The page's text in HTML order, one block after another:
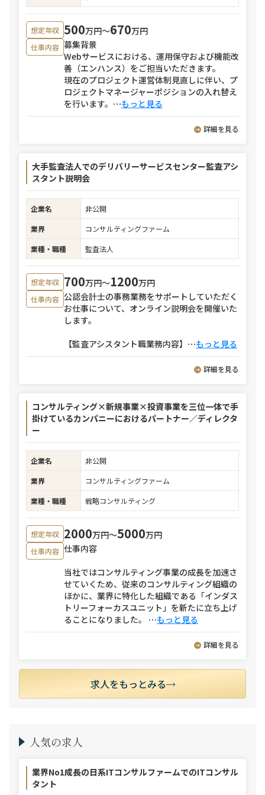
想定年収 500万円〜670万円
仕事内容 募集背景
Webサービスにおける、運用保守および機能改
善（エンハンス）をご担当いただきます。
現在のプロジェクト運営体制見直しに伴い、プ
ロジェクトマネージャーポジションの入れ替え
を行います。 ⋯もっと見る
詳細を見る
大手監査法人でのデリバリーサービスセンター監査アシ
スタント説明会
企業名
非公開
業界
コンサルティングファーム
業種・職種
監査法人
想定年収 700万円〜1200万円
仕事内容 公認会計士の事務業務をサポートしていただく
お仕事について、オンライン説明会を開催いた
します。
【監査アシスタント職業務内容】 ⋯もっと見る
詳細を見る
コンサルティング×新規事業×投資事業を三位一体で手
掛けているカンパニーにおけるパートナー／ディレクタ
ー
企業名
非公開
業界
コンサルティングファーム
業種・職種
戦略コンサルティング
想定年収 2000万円〜5000万円
仕事内容 仕事内容
当社ではコンサルティング事業の成長を加速さ
せていくため、従来のコンサルティング組織の
ほかに、業界に特化した組織である「インダス
トリーフォーカスユニット」を新たに立ち上げ
ることになりました。 ⋯もっと見る
詳細を見る
求人をもっとみる
人気の求人
業界No1成長の日系ITコンサルファームでのITコンサル
タント